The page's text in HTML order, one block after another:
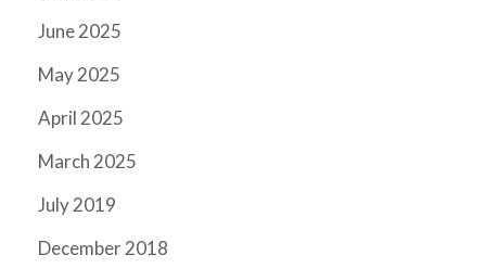
June 2025
May 2025
April 2025
March 2025
July 2019
December 2018